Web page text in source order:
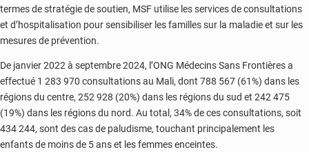
termes de stratégie de soutien, MSF utilise les services de consultations
et d’hospitalisation pour sensibiliser les familles sur la maladie et sur les
mesures de prévention.
De janvier 2022 à septembre 2024, l’ONG Médecins Sans Frontières a
effectué 1 283 970 consultations au Mali, dont 788 567 (61%) dans les
régions du centre, 252 928 (20%) dans les régions du sud et 242 475
(19%) dans les régions du nord. Au total, 34% de ces consultations, soit
434 244, sont des cas de paludisme, touchant principalement les
enfants de moins de 5 ans et les femmes enceintes.